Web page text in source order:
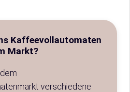
Kaffeevollautomaten
Markt?
verschiedene